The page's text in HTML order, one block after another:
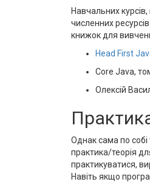
Навчальних
численних
книжок для
Head First
Core Java,
Олексій
Однак сама по
практика/теорія
практикуватися,
Навіть якщо